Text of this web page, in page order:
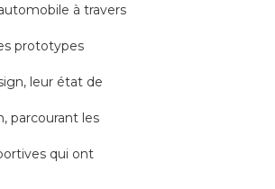
à travers
prototypes
leur état de
parcourant les
qui ont